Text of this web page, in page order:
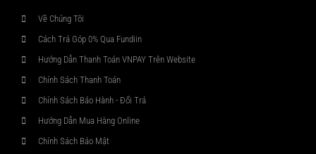
Về Chúng Tôi
Cách Trả Góp 0% Qua Fundiin
Hướng Dẫn Thanh Toán VNPAY Trên Website
Chính Sách Thanh Toán
Chính Sách Bảo Hành - Đổi Trả
Hướng Dẫn Mua Hàng Online
Chính Sách Bảo Mật